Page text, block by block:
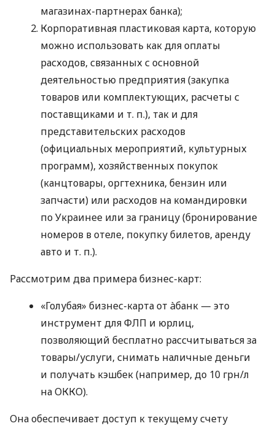
магазинах-партнерах банка);
Корпоративная пластиковая карта, которую
можно использовать как для оплаты
расходов, связанных с основной
деятельностью предприятия (закупка
товаров или комплектующих, расчеты с
поставщиками и т. п.), так и для
представительских расходов
(официальных мероприятий, культурных
программ), хозяйственных покупок
(канцтовары, оргтехника, бензин или
запчасти) или расходов на командировки
по Украинее или за границу (бронирование
номеров в отеле, покупку билетов, аренду
авто и т. п.).
Рассмотрим два примера бизнес-карт:
«Голубая» бизнес-карта от àбанк — это
инструмент для ФЛП и юрлиц,
позволяющий бесплатно рассчитываться за
товары/услуги, снимать наличные деньги
и получать кэшбек (например, до 10 грн/л
на ОККО).
Она обеспечивает доступ к текущему счету